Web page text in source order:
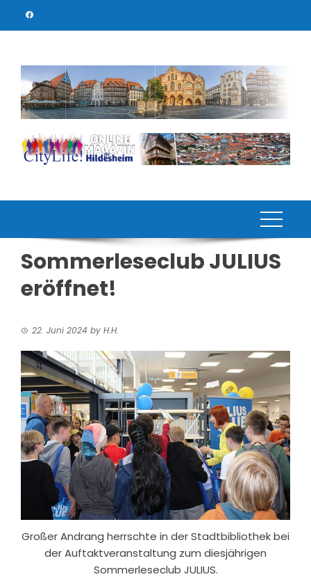
Sommerleseclub JULIUS
eröffnet!
22. Juni 2024 by H.H.
Großer Andrang herrschte in der Stadtbibliothek bei
der Auftaktveranstaltung zum diesjährigen
Sommerleseclub JULIUS.